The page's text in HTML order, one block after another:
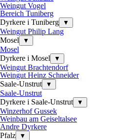
Weingut Vogel
Bereich Tuniberg
Dyrkere i Tuniberg
▼
Weingut Philip Lang
Mosel
▼
Mosel
Dyrkere i Mosel
▼
Weingut Brachtendorf
Weingut Heinz Schneider
Saale-Unstrut
▼
Saale-Unstrut
Dyrkere i Saale-Unstrut
▼
Winzerhof Gussek
Weinbau am Geiseltalsee
Andre Dyrkere
Pfalz
▼